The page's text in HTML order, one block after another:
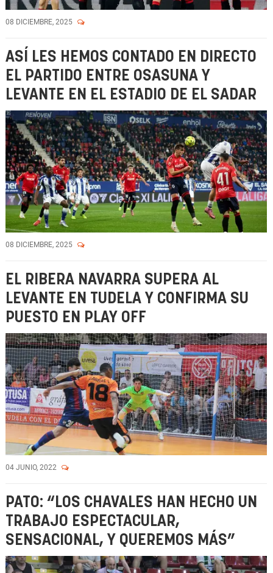
08 DICIEMBRE, 2025
ASÍ LES HEMOS CONTADO EN DIRECTO
EL PARTIDO ENTRE OSASUNA Y
LEVANTE EN EL ESTADIO DE EL SADAR
08 DICIEMBRE, 2025
EL RIBERA NAVARRA SUPERA AL
LEVANTE EN TUDELA Y CONFIRMA SU
PUESTO EN PLAY OFF
04 JUNIO, 2022
PATO: “LOS CHAVALES HAN HECHO UN
TRABAJO ESPECTACULAR,
SENSACIONAL, Y QUEREMOS MÁS”